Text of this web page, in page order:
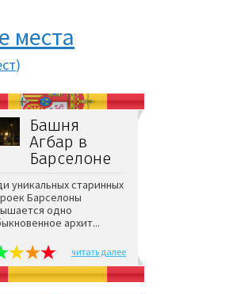
места
)
Башня
Агбар в
Барселоне
уникальных старинных
Барселоны
одно
архит...
читать далее